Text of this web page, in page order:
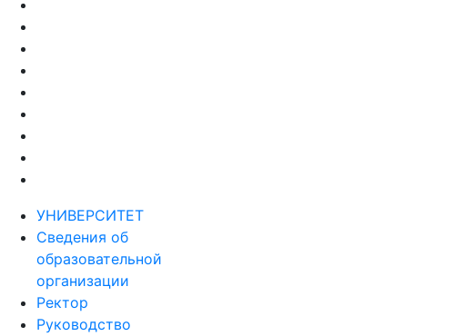
УНИВЕРСИТЕТ
Сведения об
образовательной
организации
Ректор
Руководство